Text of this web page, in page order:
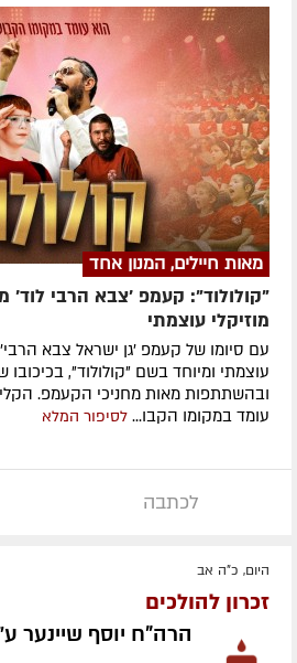
מאות חיילים, המנון אחד
"קולולוד": קעמפ 'צבא הרבי לוד'
מוזיקלי עוצמתי
עם סיומו של קעמפ 'גן ישראל צבא הרבי'
עוצמתי ומיוחד בשם "קולולוד",
ובהשתתפות מאות מחניכי הקעמפ.
עומד במקומו הקבו... לסיפור המלא
לכתבה
היום, כ"ה אב
זכרון להולכים
הרה"ח יוסף שיינער